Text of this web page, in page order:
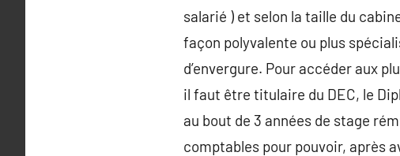
salarié ) et selon la taille du
façon polyvalente ou plus
d’envergure. Pour accéder aux
il faut être titulaire du DEC, le
au bout de 3 années de stage
comptables pour pouvoir, après